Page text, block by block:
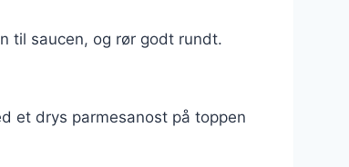
til saucen, og rør godt rundt.
et drys parmesanost på toppen